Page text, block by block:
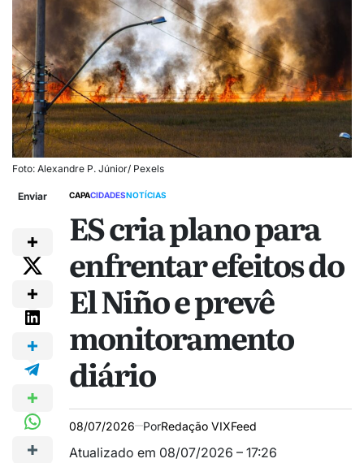
Foto: Alexandre P. Júnior/ Pexels
Enviar CAPACIDADESNOTÍCIAS
ES cria plano para
enfrentar efeitos do
El Niño e prevê
monitoramento
diário
08/07/2026 PorRedação VIXFeed
Atualizado em 08/07/2026 – 17:26